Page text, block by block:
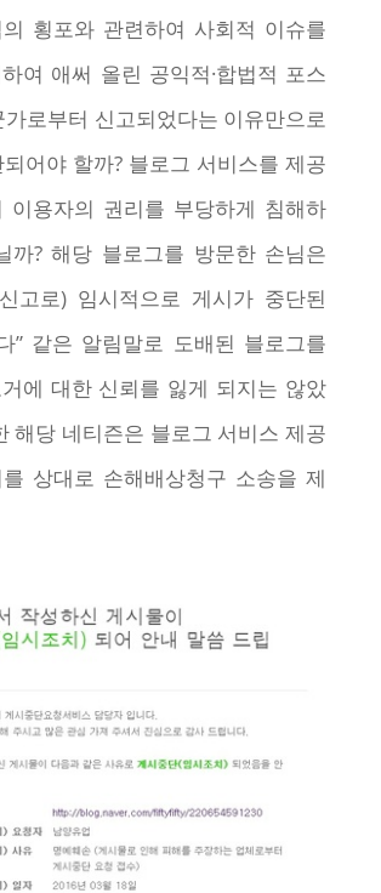
횡포와 관련하여 사회적 이슈를
여 애써 올린 공익적·합법적 포스
가로부터 신고되었다는 이유만으로
어야 할까? 블로그 서비스를 제공
이용자의 권리를 부당하게 침해하
까? 해당 블로그를 방문한 손님은
고로) 임시적으로 게시가 중단된
” 같은 알림말로 도배된 블로그를
에 대한 신뢰를 잃게 되지는 않았
해당 네티즌은 블로그 서비스 제공
상대로 손해배상청구 소송을 제